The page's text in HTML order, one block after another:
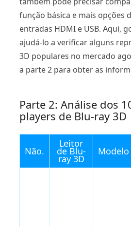
função básica e mais opções
entradas HDMI e USB. Aqui,
ajudá-lo a verificar alguns
3D populares no mercado
a parte 2 para obter as
Parte 2: Análise dos
players de Blu-ray 3D
Não.
Leitor
de Blu-
ray 3D
Modelo